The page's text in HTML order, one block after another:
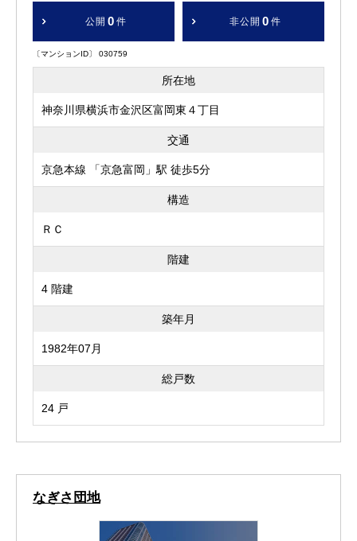
公開 0 件 非公開 0 件
〔マンションID〕 030759
所在地
神奈川県横浜市金沢区富岡東４丁目
交通
京急本線 「京急富岡」駅 徒歩5分
構造
ＲＣ
階建
4 階建
築年月
1982年07月
総戸数
24 戸
なぎさ団地